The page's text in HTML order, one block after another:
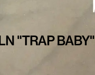
"TRAP BABY"